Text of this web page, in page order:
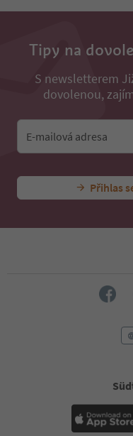
Tipy na
S newsletterem
dovolenou,
E-mailová adresa
Přihlas